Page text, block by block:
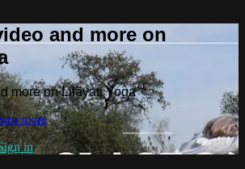
and more on
more on Lilãyati Yoga
more
in